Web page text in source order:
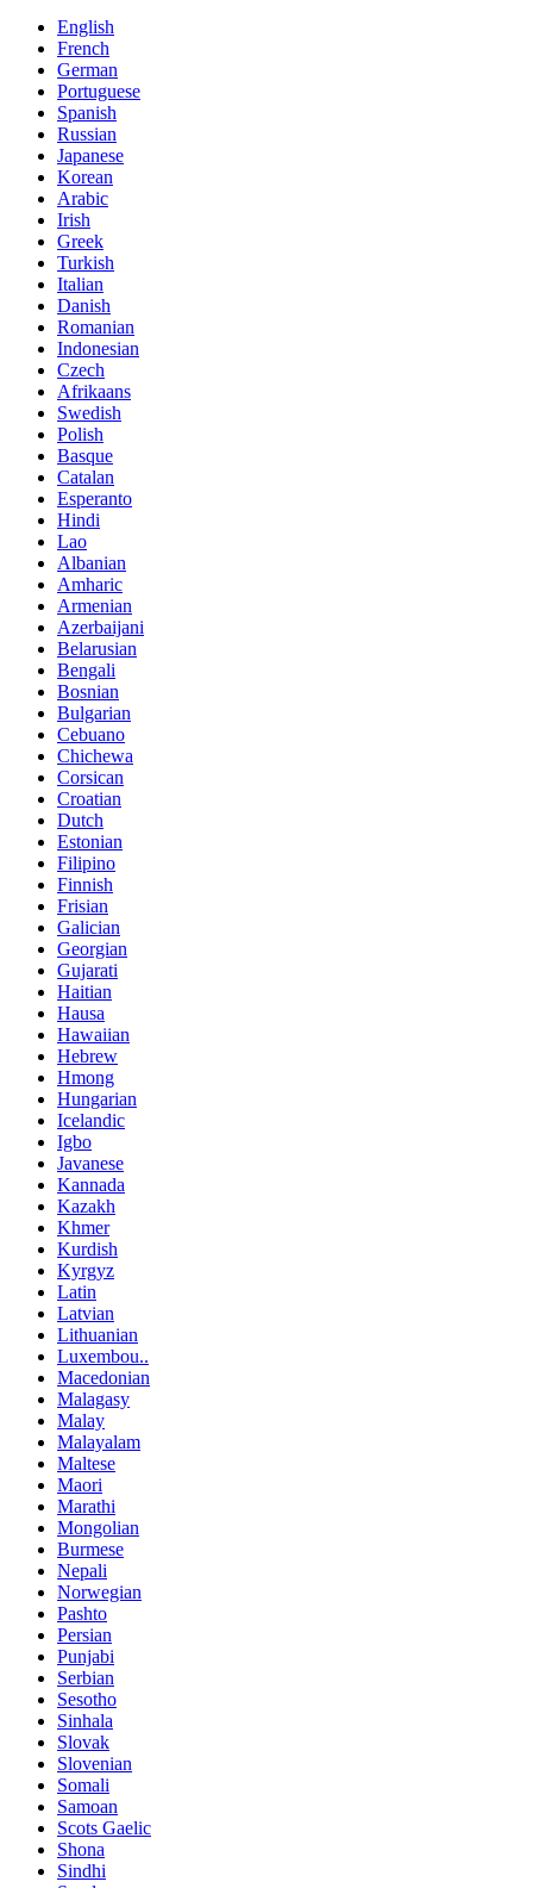
English
French
German
Portuguese
Spanish
Russian
Japanese
Korean
Arabic
Irish
Greek
Turkish
Italian
Danish
Romanian
Indonesian
Czech
Afrikaans
Swedish
Polish
Basque
Catalan
Esperanto
Hindi
Lao
Albanian
Amharic
Armenian
Azerbaijani
Belarusian
Bengali
Bosnian
Bulgarian
Cebuano
Chichewa
Corsican
Croatian
Dutch
Estonian
Filipino
Finnish
Frisian
Galician
Georgian
Gujarati
Haitian
Hausa
Hawaiian
Hebrew
Hmong
Hungarian
Icelandic
Igbo
Javanese
Kannada
Kazakh
Khmer
Kurdish
Kyrgyz
Latin
Latvian
Lithuanian
Luxembou..
Macedonian
Malagasy
Malay
Malayalam
Maltese
Maori
Marathi
Mongolian
Burmese
Nepali
Norwegian
Pashto
Persian
Punjabi
Serbian
Sesotho
Sinhala
Slovak
Slovenian
Somali
Samoan
Scots Gaelic
Shona
Sindhi